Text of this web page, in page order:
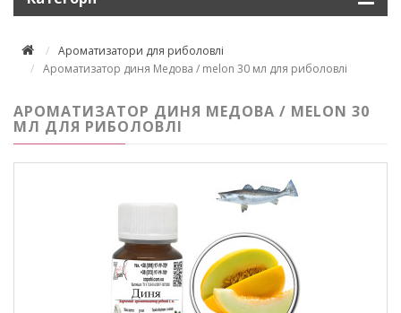
Ароматизатори для риболовлі
Ароматизатор диня Медова / melon 30 мл для риболовлі
АРОМАТИЗАТОР ДИНЯ МЕДОВА / MELON 30
МЛ ДЛЯ РИБОЛОВЛІ